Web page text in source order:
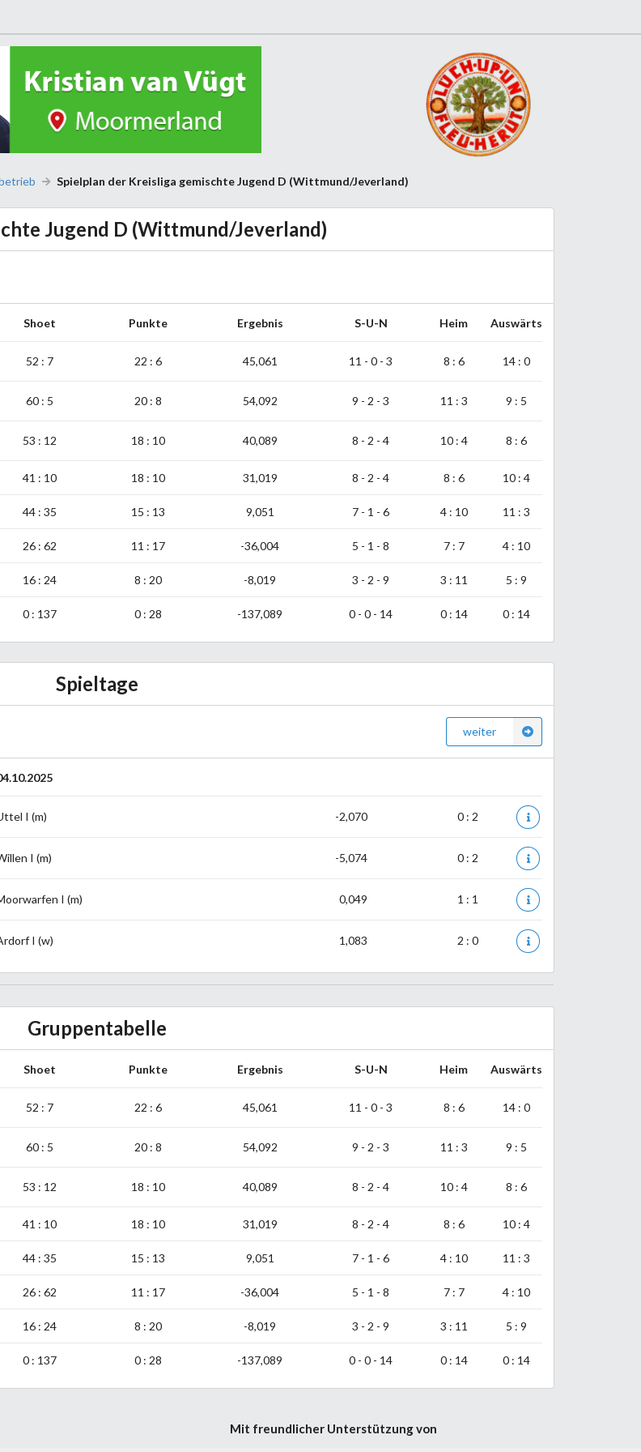
Spielplan der Kreisliga gemischte Jugend D (Wittmund/Jeverland)
Jugend D (Wittmund/Jeverland)
Shoet Punkte Ergebnis S-U-N Heim Auswärts
52 : 7 22 : 6 45,061 11 - 0 - 3 8 : 6 14 : 0
60 : 5 20 : 8 54,092 9 - 2 - 3 11 : 3 9 : 5
53 : 12 18 : 10 40,089 8 - 2 - 4 10 : 4 8 : 6
41 : 10 18 : 10 31,019 8 - 2 - 4 8 : 6 10 : 4
44 : 35 15 : 13 9,051 7 - 1 - 6 4 : 10 11 : 3
26 : 62 11 : 17 -36,004 5 - 1 - 8 7 : 7 4 : 10
16 : 24 8 : 20 -8,019 3 - 2 - 9 3 : 11 5 : 9
0 : 137 0 : 28 -137,089 0 - 0 - 14 0 : 14 0 : 14
Spieltage
weiter
I (m) -2,070 0 : 2
I (m) -5,074 0 : 2
I (m) 0,049 1 : 1
I (w) 1,083 2 : 0
Gruppentabelle
Shoet Punkte Ergebnis S-U-N Heim Auswärts
52 : 7 22 : 6 45,061 11 - 0 - 3 8 : 6 14 : 0
60 : 5 20 : 8 54,092 9 - 2 - 3 11 : 3 9 : 5
53 : 12 18 : 10 40,089 8 - 2 - 4 10 : 4 8 : 6
41 : 10 18 : 10 31,019 8 - 2 - 4 8 : 6 10 : 4
44 : 35 15 : 13 9,051 7 - 1 - 6 4 : 10 11 : 3
26 : 62 11 : 17 -36,004 5 - 1 - 8 7 : 7 4 : 10
16 : 24 8 : 20 -8,019 3 - 2 - 9 3 : 11 5 : 9
0 : 137 0 : 28 -137,089 0 - 0 - 14 0 : 14 0 : 14
Mit freundlicher Unterstützung von